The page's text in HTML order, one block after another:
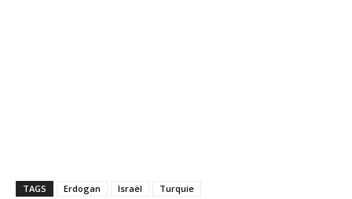
TAGS Erdogan Israël Turquie